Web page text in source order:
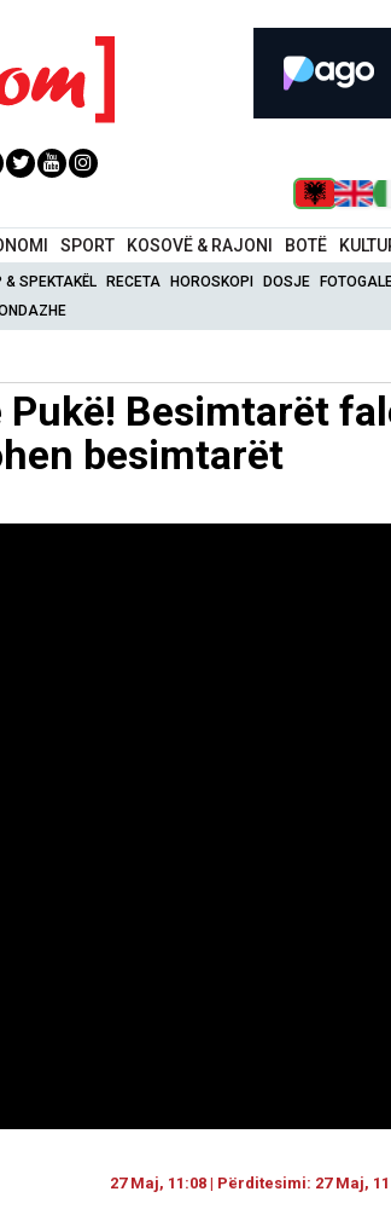
SPORT KOSOVË & RAJONI BOTË
& SPEKTAKËL RECETA HOROSKOPI DOSJE
Besimtarët
besimtarët
27 Maj, 11:08 | Përditesimi: 27 Maj,